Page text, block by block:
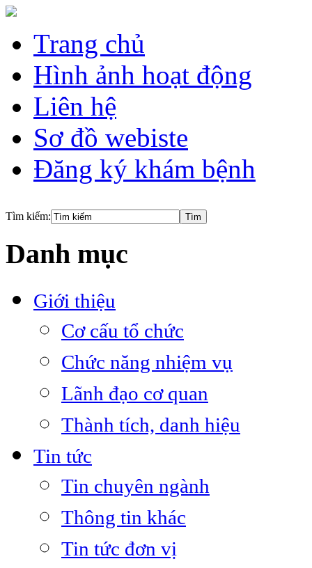
Trang chủ
Hình ảnh hoạt động
Liên hệ
Sơ đồ webiste
Đăng ký khám bệnh
Tìm kiếm:
Danh mục
Giới thiệu
Cơ cấu tổ chức
Chức năng nhiệm vụ
Lãnh đạo cơ quan
Thành tích, danh hiệu
Tin tức
Tin chuyên ngành
Thông tin khác
Tin tức đơn vị